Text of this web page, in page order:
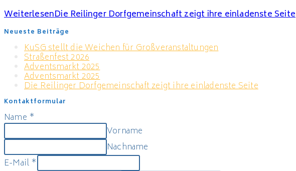
WeiterlesenDie Reilinger Dorfgemeinschaft zeigt ihre einladenste Seite
Neueste Beiträge
KuSG stellt die Weichen für Großveranstaltungen
Straßenfest 2026
Adventsmarkt 2025
Adventsmarkt 2025
Die Reilinger Dorfgemeinschaft zeigt ihre einladenste Seite
Kontaktformular
Name *
Vorname
Nachname
E-Mail *